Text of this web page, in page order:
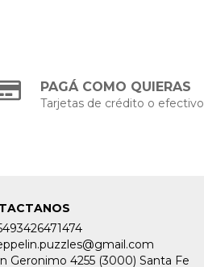
PAGÁ COMO QUIERAS
Tarjetas de crédito o efectivo
Geronimo 4255 (3000) Santa Fe